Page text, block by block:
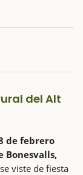
del Alt
de febrero
Bonesvalls,
viste de fiesta